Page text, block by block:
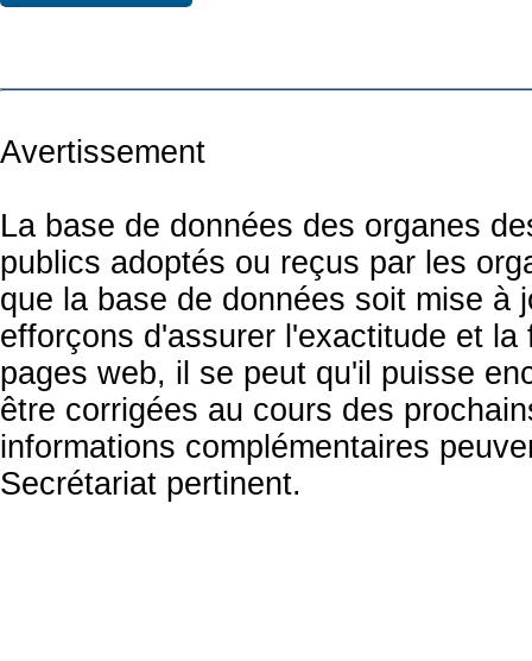
Avertissement
La base de données des organes
publics adoptés ou reçus par les
que la base de données soit mise à
efforçons d'assurer l'exactitude et
pages web, il se peut qu'il puisse
être corrigées au cours des
informations complémentaires
Secrétariat pertinent.